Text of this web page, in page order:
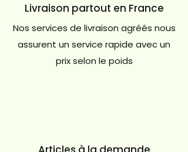
Livraison partout en France
Nos services de livraison agréés nous
assurent un service rapide avec un
prix selon le poids